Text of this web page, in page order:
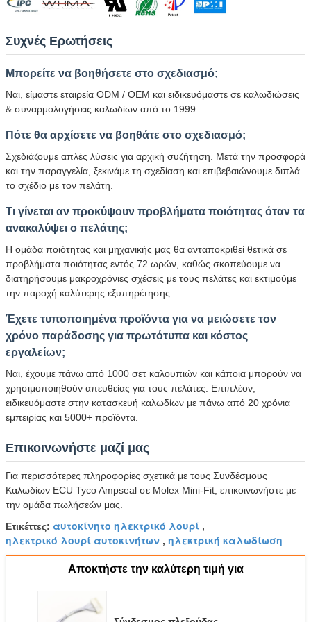
Συχνές Ερωτήσεις
Μπορείτε να βοηθήσετε στο σχεδιασμό;
Ναι, είμαστε εταιρεία ODM / OEM και ειδικευόμαστε σε καλωδιώσεις
& συναρμολογήσεις καλωδίων από το 1999.
Πότε θα αρχίσετε να βοηθάτε στο σχεδιασμό;
Σχεδιάζουμε απλές λύσεις για αρχική συζήτηση. Μετά την προσφορά
και την παραγγελία, ξεκινάμε τη σχεδίαση και επιβεβαιώνουμε διπλά
το σχέδιο με τον πελάτη.
Τι γίνεται αν προκύψουν προβλήματα ποιότητας όταν τα
ανακαλύψει ο πελάτης;
Η ομάδα ποιότητας και μηχανικής μας θα ανταποκριθεί θετικά σε
προβλήματα ποιότητας εντός 72 ωρών, καθώς σκοπεύουμε να
διατηρήσουμε μακροχρόνιες σχέσεις με τους πελάτες και εκτιμούμε
την παροχή καλύτερης εξυπηρέτησης.
Έχετε τυποποιημένα προϊόντα για να μειώσετε τον
χρόνο παράδοσης για πρωτότυπα και κόστος
εργαλείων;
Ναι, έχουμε πάνω από 1000 σετ καλουπιών και κάποια μπορούν να
χρησιμοποιηθούν απευθείας για τους πελάτες. Επιπλέον,
ειδικευόμαστε στην κατασκευή καλωδίων με πάνω από 20 χρόνια
εμπειρίας και 5000+ προϊόντα.
Επικοινωνήστε μαζί μας
Για περισσότερες πληροφορίες σχετικά με τους Συνδέσμους
Καλωδίων ECU Tyco Ampseal σε Molex Mini-Fit, επικοινωνήστε με
την ομάδα πωλήσεών μας.
Ετικέττες: αυτοκίνητο ηλεκτρικό λουρί ,
ηλεκτρικό λουρί αυτοκινήτων , ηλεκτρική καλωδίωση
Αποκτήστε την καλύτερη τιμή για